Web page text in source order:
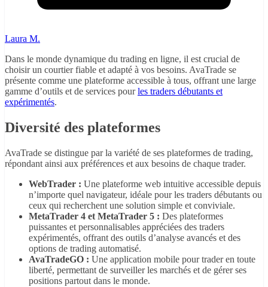
Laura M.
Dans le monde dynamique du trading en ligne, il est crucial de
choisir un courtier fiable et adapté à vos besoins. AvaTrade se
présente comme une plateforme accessible à tous, offrant une large
gamme d’outils et de services pourles traders débutants et
expérimentés.
Diversité des plateformes
AvaTrade se distingue par la variété de ses plateformes de trading,
répondant ainsi aux préférences et aux besoins de chaque trader.
WebTrader : Une plateforme web intuitive accessible depuis
n’importe quel navigateur, idéale pour les traders débutants ou
ceux qui recherchent une solution simple et conviviale.
MetaTrader 4 et MetaTrader 5 : Des plateformes
puissantes et personnalisables appréciées des traders
expérimentés, offrant des outils d’analyse avancés et des
options de trading automatisé.
AvaTradeGO : Une application mobile pour trader en toute
liberté, permettant de surveiller les marchés et de gérer ses
positions partout dans le monde.